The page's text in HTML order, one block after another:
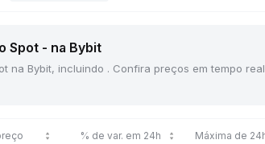
Spot - na Bybit
na Bybit, incluindo . Confira preços em tempo
% de var. em 24h Máxima de